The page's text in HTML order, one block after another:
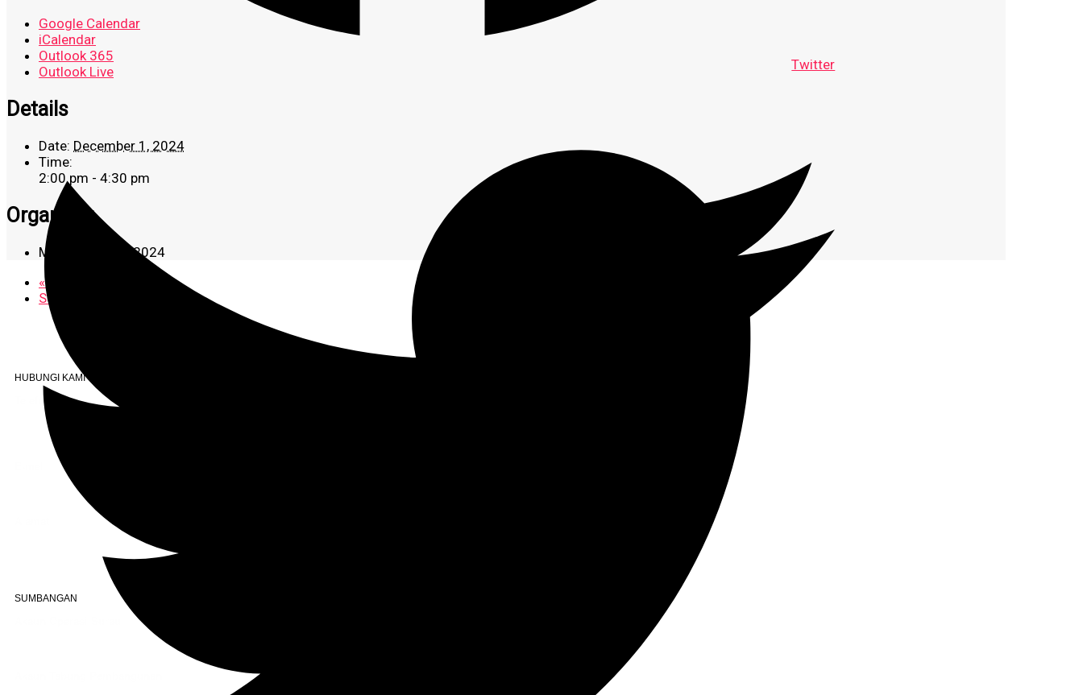
Twitter
Google Calendar
iCalendar
Outlook 365
Outlook Live
Details
Date: December 1, 2024
Time:
2:00 pm - 4:30 pm
Organizer
Mahabbah 4.0 | 2024
«Solat Zohor
Solat Asar
HUBUNGI KAMI
Telefon
+603 6087 0176
(Waktu Pejabat)
(Boleh digunakan untuk Whatsapp)
assiddiqin.btp@gmail.com
admin@surauassiddiqinbtp.info
Jalan Puteri 7, Bandar Tasik Puteri
48020 Rawang, Selangor
SUMBANGAN